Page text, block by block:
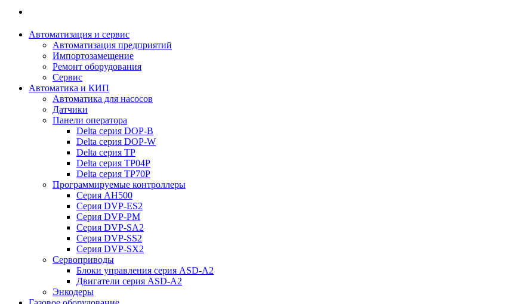
Автоматизация и сервис
Автоматизация предприятий
Импортозамещение
Ремонт оборудования
Сервис
Автоматика и КИП
Автоматика для насосов
Датчики
Панели оператора
Delta серия DOP-B
Delta серия DOP-W
Delta серия TP
Delta серия TP04P
Delta серия TP70P
Программируемые контроллеры
Серия AH500
Серия DVP-ES2
Серия DVP-PM
Серия DVP-SA2
Серия DVP-SS2
Серия DVP-SX2
Сервоприводы
Блоки управления серия ASD-A2
Двигатели серия ASD-A2
Энкодеры